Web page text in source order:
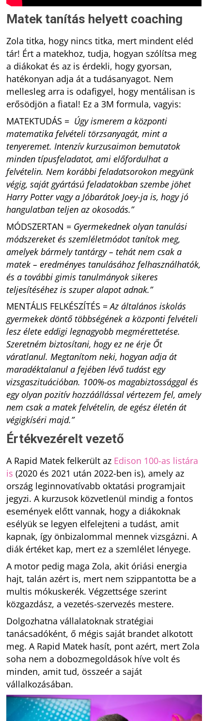
Matek tanítás helyett coaching
Zola titka, hogy nincs titka, mert mindent eléd
tár! Ért a matekhoz, tudja, hogyan szólítsa meg
a diákokat és az is érdekli, hogy gyorsan,
hatékonyan adja át a tudásanyagot. Nem
mellesleg arra is odafigyel, hogy mentálisan is
erősödjön a fiatal! Ez a 3M formula, vagyis:
MATEKTUDÁS = Úgy ismerem a központi
matematika felvételi törzsanyagát, mint a
tenyeremet. Intenzív kurzusaimon bemutatok
minden típusfeladatot, ami előfordulhat a
felvételin. Nem korábbi feladatsorokon megyünk
végig, saját gyártású feladatokban szembe jöhet
Harry Potter vagy a Jóbarátok Joey-ja is, hogy jó
hangulatban teljen az okosodás.”
MÓDSZERTAN = Gyermekednek olyan tanulási
módszereket és szemléletmódot tanítok meg,
amelyek bármely tantárgy – tehát nem csak a
matek – eredményes tanulásához felhasználhatók,
és a további gimis tanulmányok sikeres
teljesítéséhez is szuper alapot adnak.”
MENTÁLIS FELKÉSZÍTÉS =Az általános iskolás
gyermekek döntő többségének a központi felvételi
lesz élete eddigi legnagyobb megmérettetése.
Szeretném biztosítani, hogy ez ne érje Őt
váratlanul. Megtanítom neki, hogyan adja át
maradéktalanul a fejében lévő tudást egy
vizsgaszituációban. 100%-os magabiztossággal és
egy olyan pozitív hozzáállással vértezem fel, amely
nem csak a matek felvételin, de egész életén át
végigkíséri majd.”
Értékvezérelt vezető
A Rapid Matek felkerült az Edison 100-as listára
is (2020 és 2021 után 2022-ben is), amely az
ország leginnovatívabb oktatási programjait
jegyzi. A kurzusok közvetlenül mindig a fontos
események előtt vannak, hogy a diákoknak
esélyük se legyen elfelejteni a tudást, amit
kapnak, így önbizalommal mennek vizsgázni. A
diák értéket kap, mert ez a szemlélet lényege.
A motor pedig maga Zola, akit óriási energia
hajt, talán azért is, mert nem szippantotta be a
multis mókuskerék. Végzettsége szerint
közgazdász, a vezetés-szervezés mestere.
Dolgozhatna vállalatoknak stratégiai
tanácsadóként, ő mégis saját brandet alkotott
meg. A Rapid Matek hasít, pont azért, mert Zola
soha nem a dobozmegoldások híve volt és
minden, amit tud, összeér a saját
vállalkozásában.